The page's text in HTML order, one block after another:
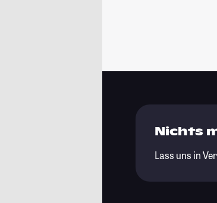
Nichts
Lass uns in